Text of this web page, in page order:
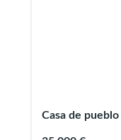
Casa de